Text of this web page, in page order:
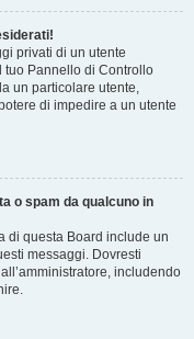
privati ​​di un utente
tuo Pannello di Controllo
un particolare utente,
di impedire a un utente
o spam da qualcuno in
di questa Board include un
messaggi. Dovresti
includendo